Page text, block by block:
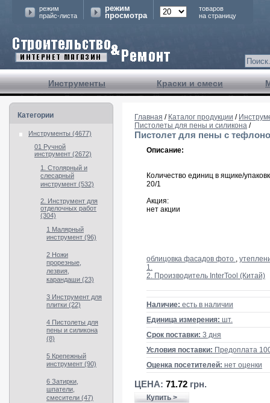
Инструменты Краски и смеси
режим
прайс-листа
режим
просмотра
товаров
на страницу
Категории
Инструменты (4677)
01 Ручной
инструмент (2672)
1. Столярный и
слесарный
инструмент (532)
2. Инструмент для
отделочных работ
(304)
1 Малярный
инструмент (96)
2 Ножи
прорезные,
лезвия,
карандаши (23)
3 Инструмент для
плитки (22)
4 Пистолеты для
пены и силикона
(8)
5 Крепежный
инструмент (90)
6 Затирки,
шпатели,
смесители (47)
Главная / Каталог продукции /
Пистолеты для пены и силикона /
Пистолет для пены с
Описание:
Количество единиц в ящике/
20/1
Акция:
нет акции
облицовка фасадов фото ,
1.
2. Производитель InterTool (Китай)
Наличие: есть в наличии
Единица измерения: шт.
Срок поставки: 3 дня
Условия поставки: Предоплата
Оценка посетителей: нет оценки
ЦЕНА: 71.72 грн.
Купить >